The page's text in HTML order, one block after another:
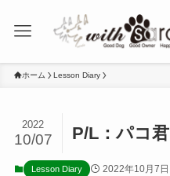
ホーム Lesson Diary
P/L：パコ君
2022
10/07
Lesson Diary 2022年10月7日